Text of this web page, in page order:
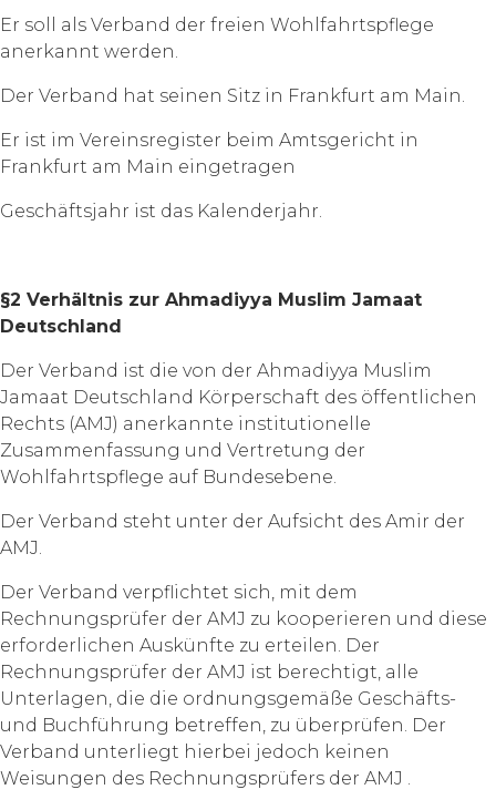
Er soll als Verband der freien Wohlfahrtspflege
anerkannt werden.
Der Verband hat seinen Sitz in Frankfurt am Main.
Er ist im Vereinsregister beim Amtsgericht in
Frankfurt am Main eingetragen
Geschäftsjahr ist das Kalenderjahr.
§2 Verhältnis zur Ahmadiyya Muslim Jamaat
Deutschland
Der Verband ist die von der Ahmadiyya Muslim
Jamaat Deutschland Körperschaft des öffentlichen
Rechts (AMJ) anerkannte institutionelle
Zusammenfassung und Vertretung der
Wohlfahrtspflege auf Bundesebene.
Der Verband steht unter der Aufsicht des Amir der
AMJ.
Der Verband verpflichtet sich, mit dem
Rechnungsprüfer der AMJ zu kooperieren und diese
erforderlichen Auskünfte zu erteilen. Der
Rechnungsprüfer der AMJ ist berechtigt, alle
Unterlagen, die die ordnungsgemäße Geschäfts-
und Buchführung betreffen, zu überprüfen. Der
Verband unterliegt hierbei jedoch keinen
Weisungen des Rechnungsprüfers der AMJ .